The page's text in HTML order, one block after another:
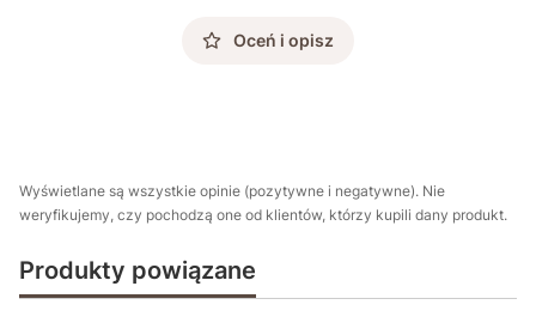
Oceń i opisz
Wyświetlane są wszystkie opinie (pozytywne i negatywne). Nie
weryfikujemy, czy pochodzą one od klientów, którzy kupili dany produkt.
Produkty powiązane